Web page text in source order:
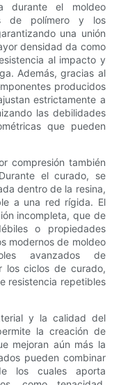
durante el moldeo
de polímero y los
una unión
densidad da como
al impacto y
Además, gracias al
producidos
estrictamente a
las debilidades
que pueden
compresión también
el curado, se
dentro de la resina,
a una red rígida. El
incompleta, que de
o propiedades
modernos de moldeo
avanzados de
los ciclos de curado,
resistencia repetibles
y la calidad del
la creación de
mejoran aún más la
pueden combinar
los cuales aporta